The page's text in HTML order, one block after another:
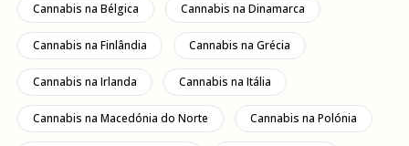
Cannabis na Bélgica Cannabis na Dinamarca
Cannabis na Finlândia Cannabis na Grécia
Cannabis na Irlanda Cannabis na Itália
Cannabis na Macedónia do Norte Cannabis na Polónia